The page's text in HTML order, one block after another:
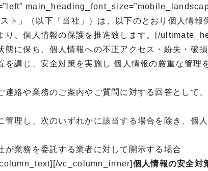
」（以下「当社」）は、以下のとおり個人情
り、個人情報の保護を推進致します。[/
に保ち、個人情報への不正アクセス・紛失・破
講じ、安全対策を実施し 個人情報の厳重な管理
絡や業務のご案内やご質問に対する回答として
理し、次のいずれかに該当する場合を除き、個
が業務を委託する業者に対して開示する場合
vc_column_inner] 個人情報の安全対